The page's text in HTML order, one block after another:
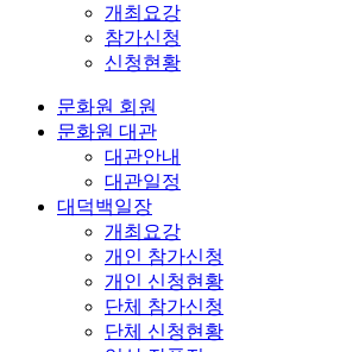
개최요강
참가신청
신청현황
문화원 회원
문화원 대관
대관안내
대관일정
대덕백일장
개최요강
개인 참가신청
개인 신청현황
단체 참가신청
단체 신청현황